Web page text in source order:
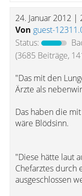
24. Januar 2012 |
Von guest-
Status:
(3685 Beiträge,
"Das mit den
Ärzte als
Das haben die
wäre Blödsinn.
"Diese hätte laut
Chefarztes durch
ausgeschlossen